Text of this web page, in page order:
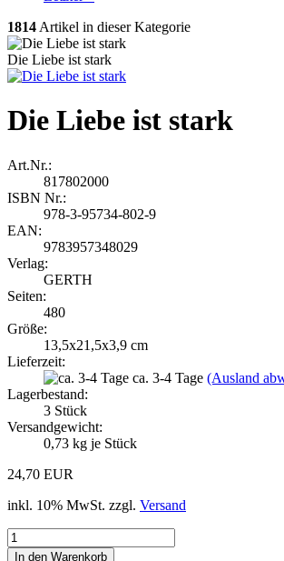
1814 Artikel in dieser Kategorie
Die Liebe ist stark
Die Liebe ist stark
Art.Nr.:
817802000
ISBN Nr.:
978-3-95734-802-9
EAN:
9783957348029
Verlag:
GERTH
Seiten:
480
Größe:
13,5x21,5x3,9 cm
Lieferzeit:
ca. 3-4 Tage (Ausland
Lagerbestand:
3 Stück
Versandgewicht:
0,73 kg je Stück
24,70 EUR
inkl. 10% MwSt. zzgl. Versand